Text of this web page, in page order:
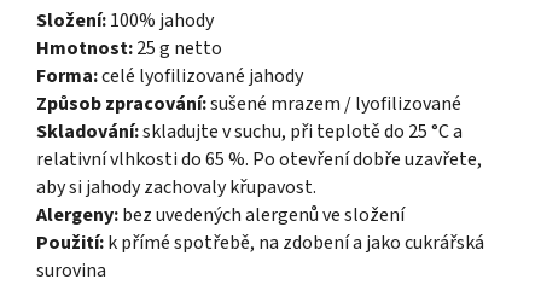
Složení:100% jahody
Hmotnost:25 g netto
Forma:celé lyofilizované jahody
Způsob zpracování:sušené mrazem / lyofilizované
Skladování:skladujte v suchu, při teplotě do 25 °C a
relativní vlhkosti do 65 %. Po otevření dobře uzavřete,
aby si jahody zachovaly křupavost.
Alergeny:bez uvedených alergenů ve složení
Použití:k přímé spotřebě, na zdobení a jako cukrářská
surovina